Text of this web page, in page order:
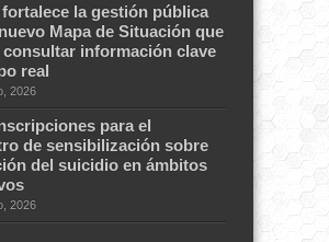
la gestión pública
Mapa de Situación que
consultar información clave
real
2026
para el
de sensibilización sobre
del suicidio en ámbitos
2026